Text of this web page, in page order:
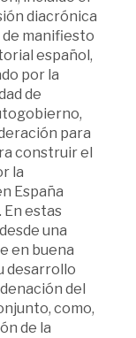
diacrónica
de manifiesto
español,
por la
de
para
construir el
la
España
estas
una
en buena
desarrollo
del
como,
de la